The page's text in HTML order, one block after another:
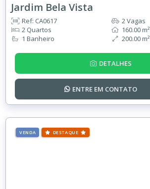
Jardim Bela Vista
Ref: CA0617
2 Quartos
1 Banheiro
2 Vagas
160.00 m²
200.00 m²
DETALHES
ENTRE EM CONTATO
VENDA DESTAQUE